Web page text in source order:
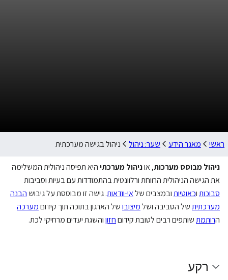
ראשי מאגר הידע שער: ניהול ניהול בגישה מערכתית
ניהול מבוסס מערכות, אוניהול מערכתיהיא תפיסה ניהולית המשלימה
את הגישה הניהולית הרווחת ורלוונטית בהתמודדות עם בעיות וסביבות
סבוכותוכאוטיותובמצבים שלאי-וודאות. גישה זו מבוססת על גיבוש הבנה
מערכתיתשל הסביבה ושלמיצובושל הארגון בתוכה תוך קידוםמערכה
הרותמתשותפים רבים לטובת קידוםחזוןוהשגת יעדים מרחיקי לכת.
רקע